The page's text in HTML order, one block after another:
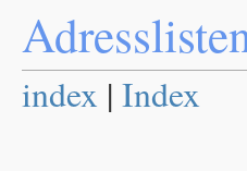
index | Index